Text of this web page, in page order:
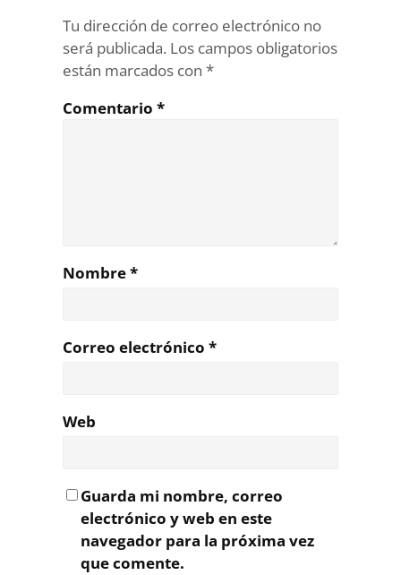
Tu dirección de correo electrónico no
será publicada. Los campos obligatorios
están marcados con *
Comentario *
Nombre*
Correo electrónico *
Web
Guarda mi nombre, correo
electrónico y web en este
navegador para la próxima vez
que comente.